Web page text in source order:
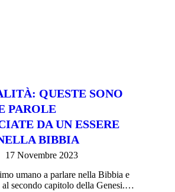
QUESTE SONO
PAROLE
DA UN ESSERE
BIBBIA
17 Novembre 2023
umano a parlare nella Bibbia e
secondo capitolo della Genesi.…